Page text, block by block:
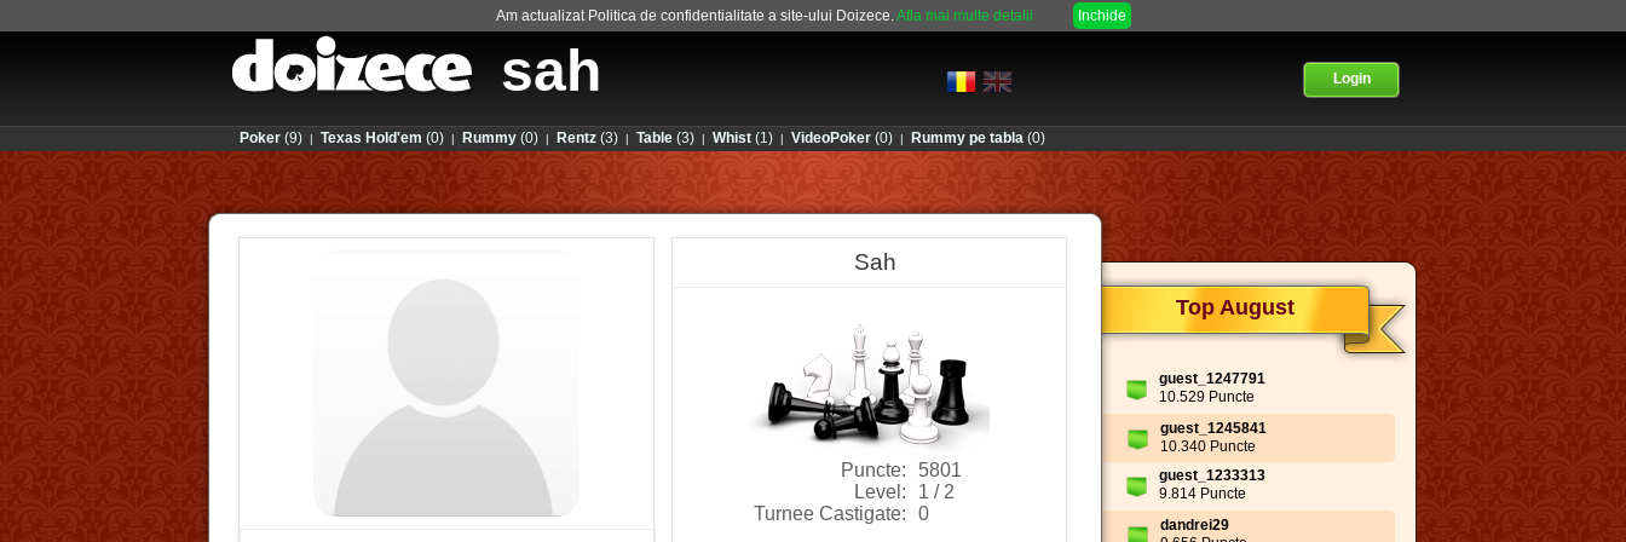
Am actualizat Politica de confidentialitate a site-ului Doizece.Afla mai multe detalii Inchide
sah Login
Poker (9) | Texas Hold'em (0) | Rummy (0) | Rentz (3) | Table (3) | Whist (1) | VideoPoker (0) | Rummy pe tabla (0)
Top August
guest_1247791
10.529 Puncte
guest_1245841
10.340 Puncte
guest_1233313
9.814 Puncte
dandrei29
Sah
Puncte:
5801
Level:
1 / 2
Turnee Castigate:
0